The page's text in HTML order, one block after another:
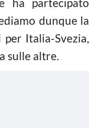
dunque la
Italia-Svezia,
sulle altre.